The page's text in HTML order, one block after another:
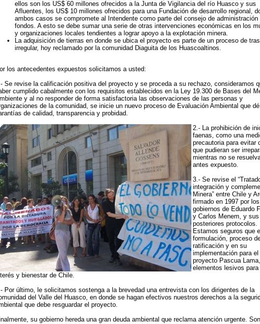
ellos son los US$ 60 millones ofrecidos a la Junta de Vigilancia del río Huasco y sus
Afluentes, los US$ 10 millones ofrecidos para una Fundación de desarrollo regional,
ambos casos se compromete al Intendente como parte del consejo de administración
fondos. A esto se debe sumar una serie de otras intervenciones económicas en los
y organizaciones locales tendientes a lograr apoyo a la explotación minera.
La adquisición de tierras en donde se ubica el proyecto es parte de un proceso de
irregular, hoy reclamado por la comunidad Diaguita de los Huascoaltinos.
los antecedentes expuestos solicitamos a usted:
Se revise la calificación positiva del proyecto y se proceda a su rechazo, consideramos
cumplido cabalmente con los requisitos establecidos en la Ley 19.300 de Bases del
y al no responder de forma satisfactoria las observaciones de las personas y
de la comunidad, se inicie un nuevo proceso de Evaluación Ambiental que dé
de calidad, transparencia y probidad.
2.- La prohibición de
faenas, como una
precautoria para evitar
que pudieran ser
mientras no se
antes expuesto.
3.- Se revise el
integración y
Minera” entre Chile y
firmado en 1997 por los
gobiernos de Eduardo
y Carlos Menem, y sus
posteriores protocolos.
Estamos seguros que
formulación, proceso
ratificación y en su
implementación para el
proyecto Pascua
elementos lesivos para
y bienestar de Chile.
Por último, le solicitamos sostenga a la brevedad una entrevista con los dirigentes de la
del Valle del Huasco, en donde se hagan efectivos nuestros derechos a la
que debe resguardar el proyecto.
su gobierno hereda una gran deuda ambiental que reclama atención urgente. Son